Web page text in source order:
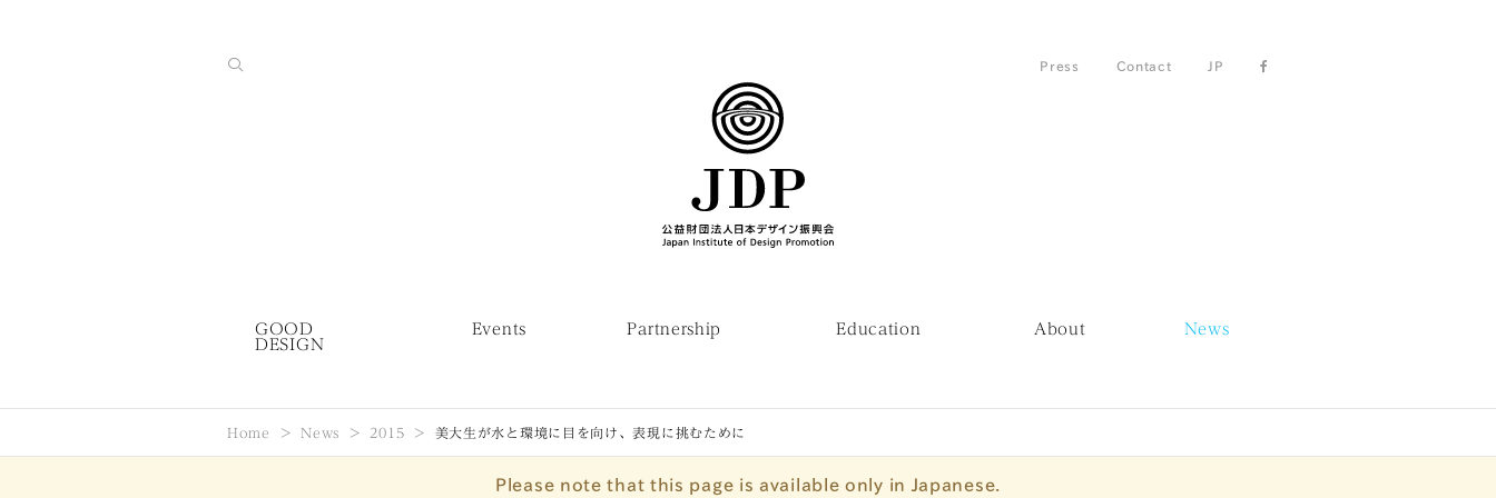
Press Contact JP
GOOD
DESIGN
Events Partnership Education About News
Home News 2015 美大生が水と環境に目を向け、表現に挑むために
Please note that this page is available only in Japanese.